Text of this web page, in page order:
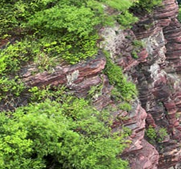
看 蓝海中国 新兵请入列
年世界杯 2026年冬奥会
道 生活体育大会 体育江湖
生态环境 一带一路 央博
国保险 云顶对话 云起